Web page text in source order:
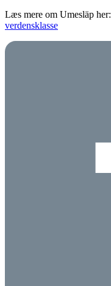
Læs mere om Umesläp her:
verdensklasse